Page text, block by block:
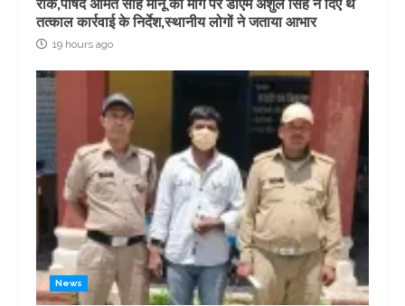
रोक,पार्षद अमित साह मोनू की मांग पर डीएम अंशुल सिंह ने दिए थे
तत्काल कार्रवाई के निर्देश,स्थानीय लोगों ने जताया आभार
19 hours ago
News